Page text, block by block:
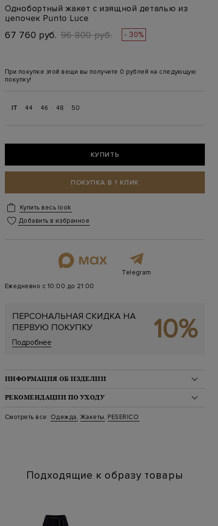
Однобортный жакет с изящной деталью из
цепочек Punto Luce
67 760 руб. 96 800 руб. - 30%
При покупке этой вещи вы получите 0 рублей на следующую
покупку!
IT 44 46 48 50
КУПИТЬ
ПОКУПКА В 1 КЛИК
Купить весь look
Добавить в избранное
Telegram
Ежедневно с 10:00 до 21:00
ПЕРСОНАЛЬНАЯ СКИДКА НА
ПЕРВУЮ ПОКУПКУ
Подробнее 10%
ИНФОРМАЦИЯ ОБ ИЗДЕЛИИ
Материал: полиэстер 100%
На модели: 175/81/61/91 на модели размер 42
Стиль: Однобортные
Цвет: Черный
РЕКОМЕНДАЦИИ ПО УХОДУ
Стирка: Стирка запрещена
Отбеливание: Отбеливание запрещено
Смотреть все: Одежда, Жакеты, PESERICO
Подходящие к образу товары